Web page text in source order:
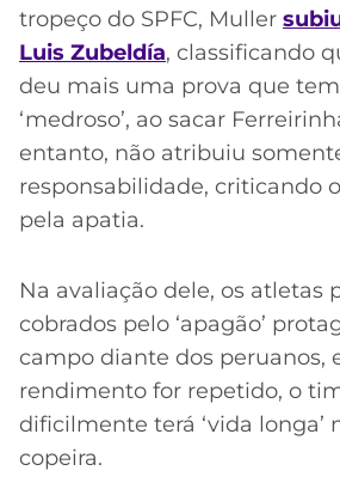
tropeço do SPFC, Muller
Luis Zubeldía, classificando
deu mais uma prova que
‘medroso’, ao sacar
entanto, não atribuiu
responsabilidade, criticando
pela apatia.
Na avaliação dele, os atletas
cobrados pelo ‘apagão’
campo diante dos peruanos,
rendimento for repetido, o
dificilmente terá ‘vida longa’
copeira.